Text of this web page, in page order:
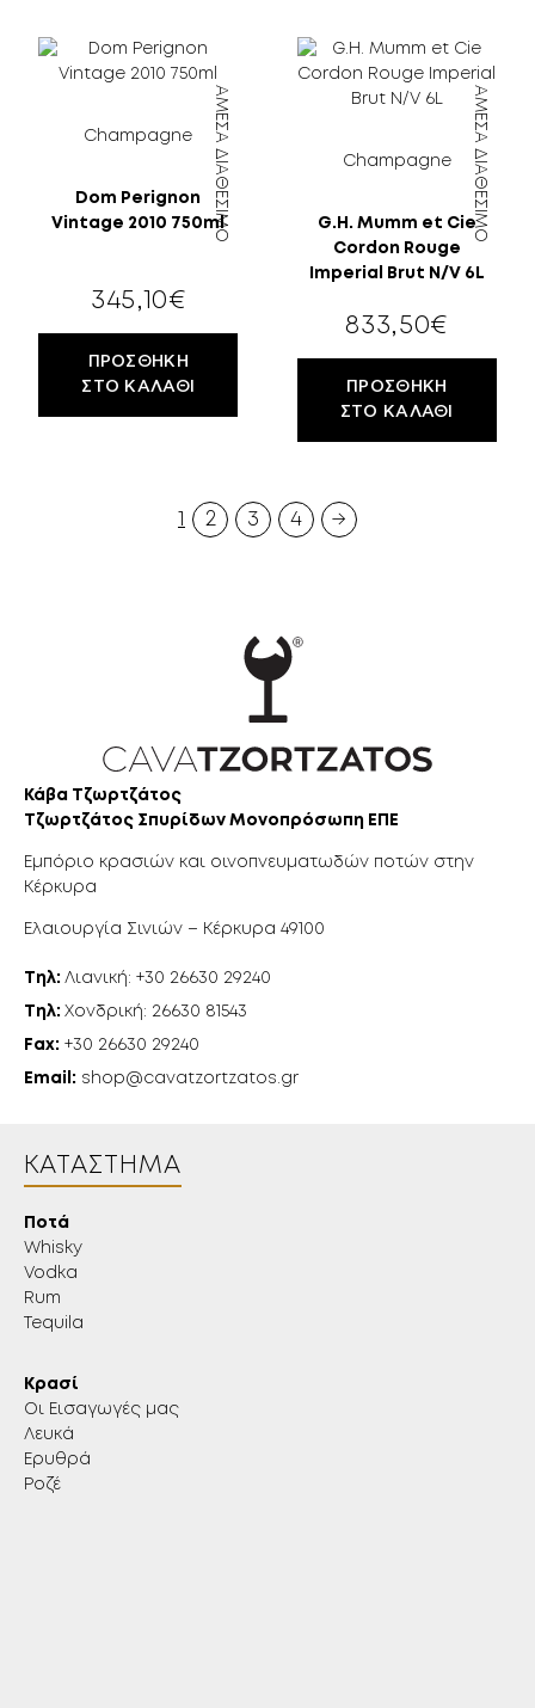
ΕΤΏΝ;
Champagne
Dom Perignon
Vintage 2010 750ml
ΆΜΕΣΑ ΔΙΑΘΈΣΙΜΟ
345,10€
ΠΡΟΣΘΉΚΗ
ΣΤΟ ΚΑΛΆΘΙ
Champagne
G.H. Mumm et Cie
Cordon Rouge
Imperial Brut N/V 6L
ΆΜΕΣΑ ΔΙΑΘΈΣΙΜΟ
833,50€
ΠΡΟΣΘΉΚΗ
ΣΤΟ ΚΑΛΆΘΙ
1 2 3 4 →
Κάβα Τζωρτζάτος
Τζωρτζάτος Σπυρίδων Μονοπρόσωπη ΕΠΕ
Εμπόριο κρασιών και οινοπνευματωδών ποτών στην
Κέρκυρα
Ελαιουργία Σινιών – Κέρκυρα 49100
Τηλ: Λιανική: +30 26630 29240
Τηλ: Χονδρική: 26630 81543
Fax: +30 26630 29240
Email: shop@cavatzortzatos.gr
ΚΑΤΆΣΤΗΜΑ
Ποτά
Whisky
Vodka
Rum
Tequila
Κρασί
Οι Εισαγωγές μας
Λευκά
Ερυθρά
Ροζέ